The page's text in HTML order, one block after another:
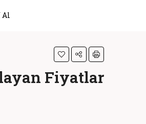
Al
Fiyatlar